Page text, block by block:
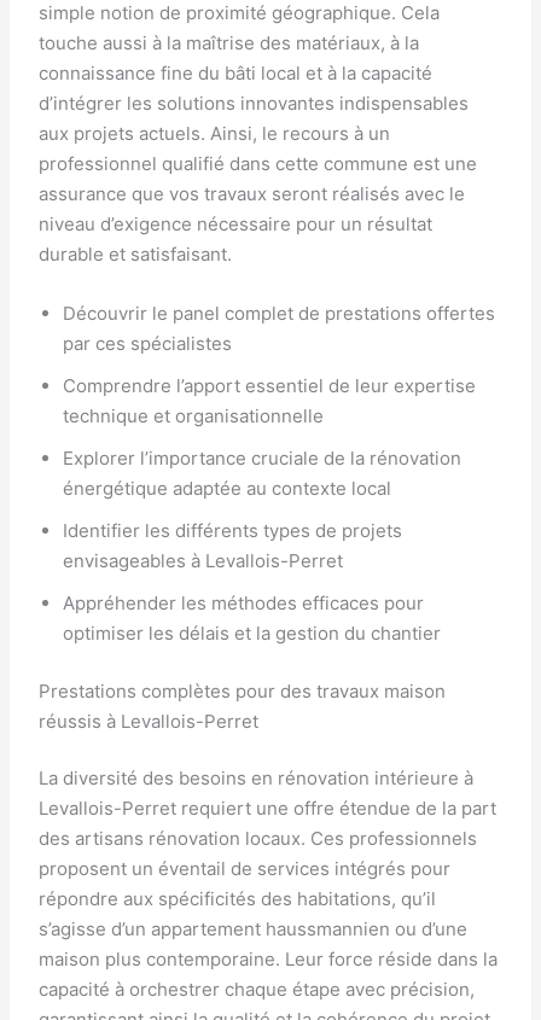
simple notion de proximité géographique. Cela
touche aussi à la maîtrise des matériaux, à la
connaissance fine du bâti local et à la capacité
d’intégrer les solutions innovantes indispensables
aux projets actuels. Ainsi, le recours à un
professionnel qualifié dans cette commune est une
assurance que vos travaux seront réalisés avec le
niveau d’exigence nécessaire pour un résultat
durable et satisfaisant.
Découvrir le panel complet de prestations offertes
par ces spécialistes
Comprendre l’apport essentiel de leur expertise
technique et organisationnelle
Explorer l’importance cruciale de la rénovation
énergétique adaptée au contexte local
Identifier les différents types de projets
envisageables à Levallois-Perret
Appréhender les méthodes efficaces pour
optimiser les délais et la gestion du chantier
Prestations complètes pour des travaux maison
réussis à Levallois-Perret
La diversité des besoins en rénovation intérieure à
Levallois-Perret requiert une offre étendue de la part
des artisans rénovation locaux. Ces professionnels
proposent un éventail de services intégrés pour
répondre aux spécificités des habitations, qu’il
s’agisse d’un appartement haussmannien ou d’une
maison plus contemporaine. Leur force réside dans la
capacité à orchestrer chaque étape avec précision,